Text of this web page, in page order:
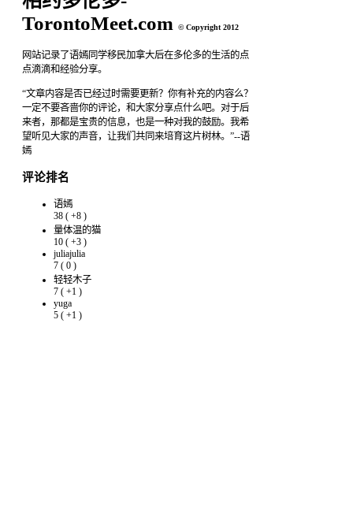
TorontoMeet.com
© Copyright 2012
网站记录了语嫣同学移民加拿大后在多伦多的生活的点
点滴滴和经验分享。
“文章内容是否已经过时需要更新？你有补充的内容么？
一定不要吝啬你的评论，和大家分享点什么吧。对于后
来者，那都是宝贵的信息，也是一种对我的鼓励。我希
望听见大家的声音，让我们共同来培育这片树林。”--语
嫣
评论排名
语嫣
38 ( +8 )
量体温的猫
10 ( +3 )
juliajulia
7 ( 0 )
轻轻木子
7 ( +1 )
yuga
5 ( +1 )